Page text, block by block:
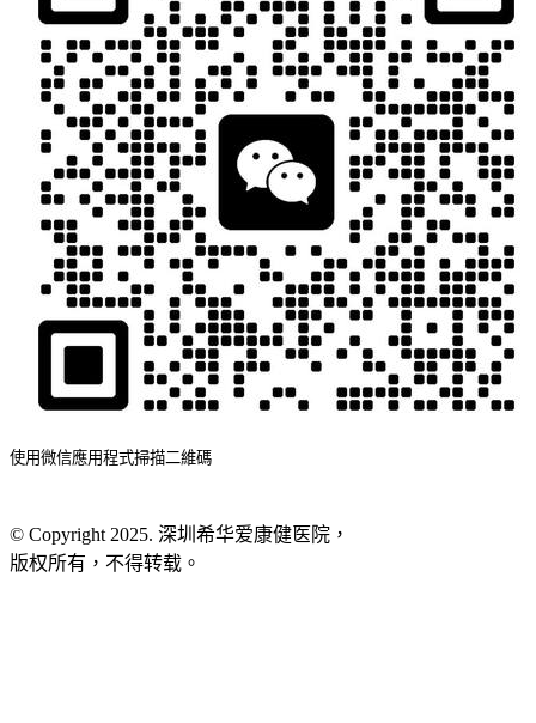
使用微信應用程式掃描二維碼
© Copyright 2025. 深圳希华爱康健医院，
版权所有，不得转载。